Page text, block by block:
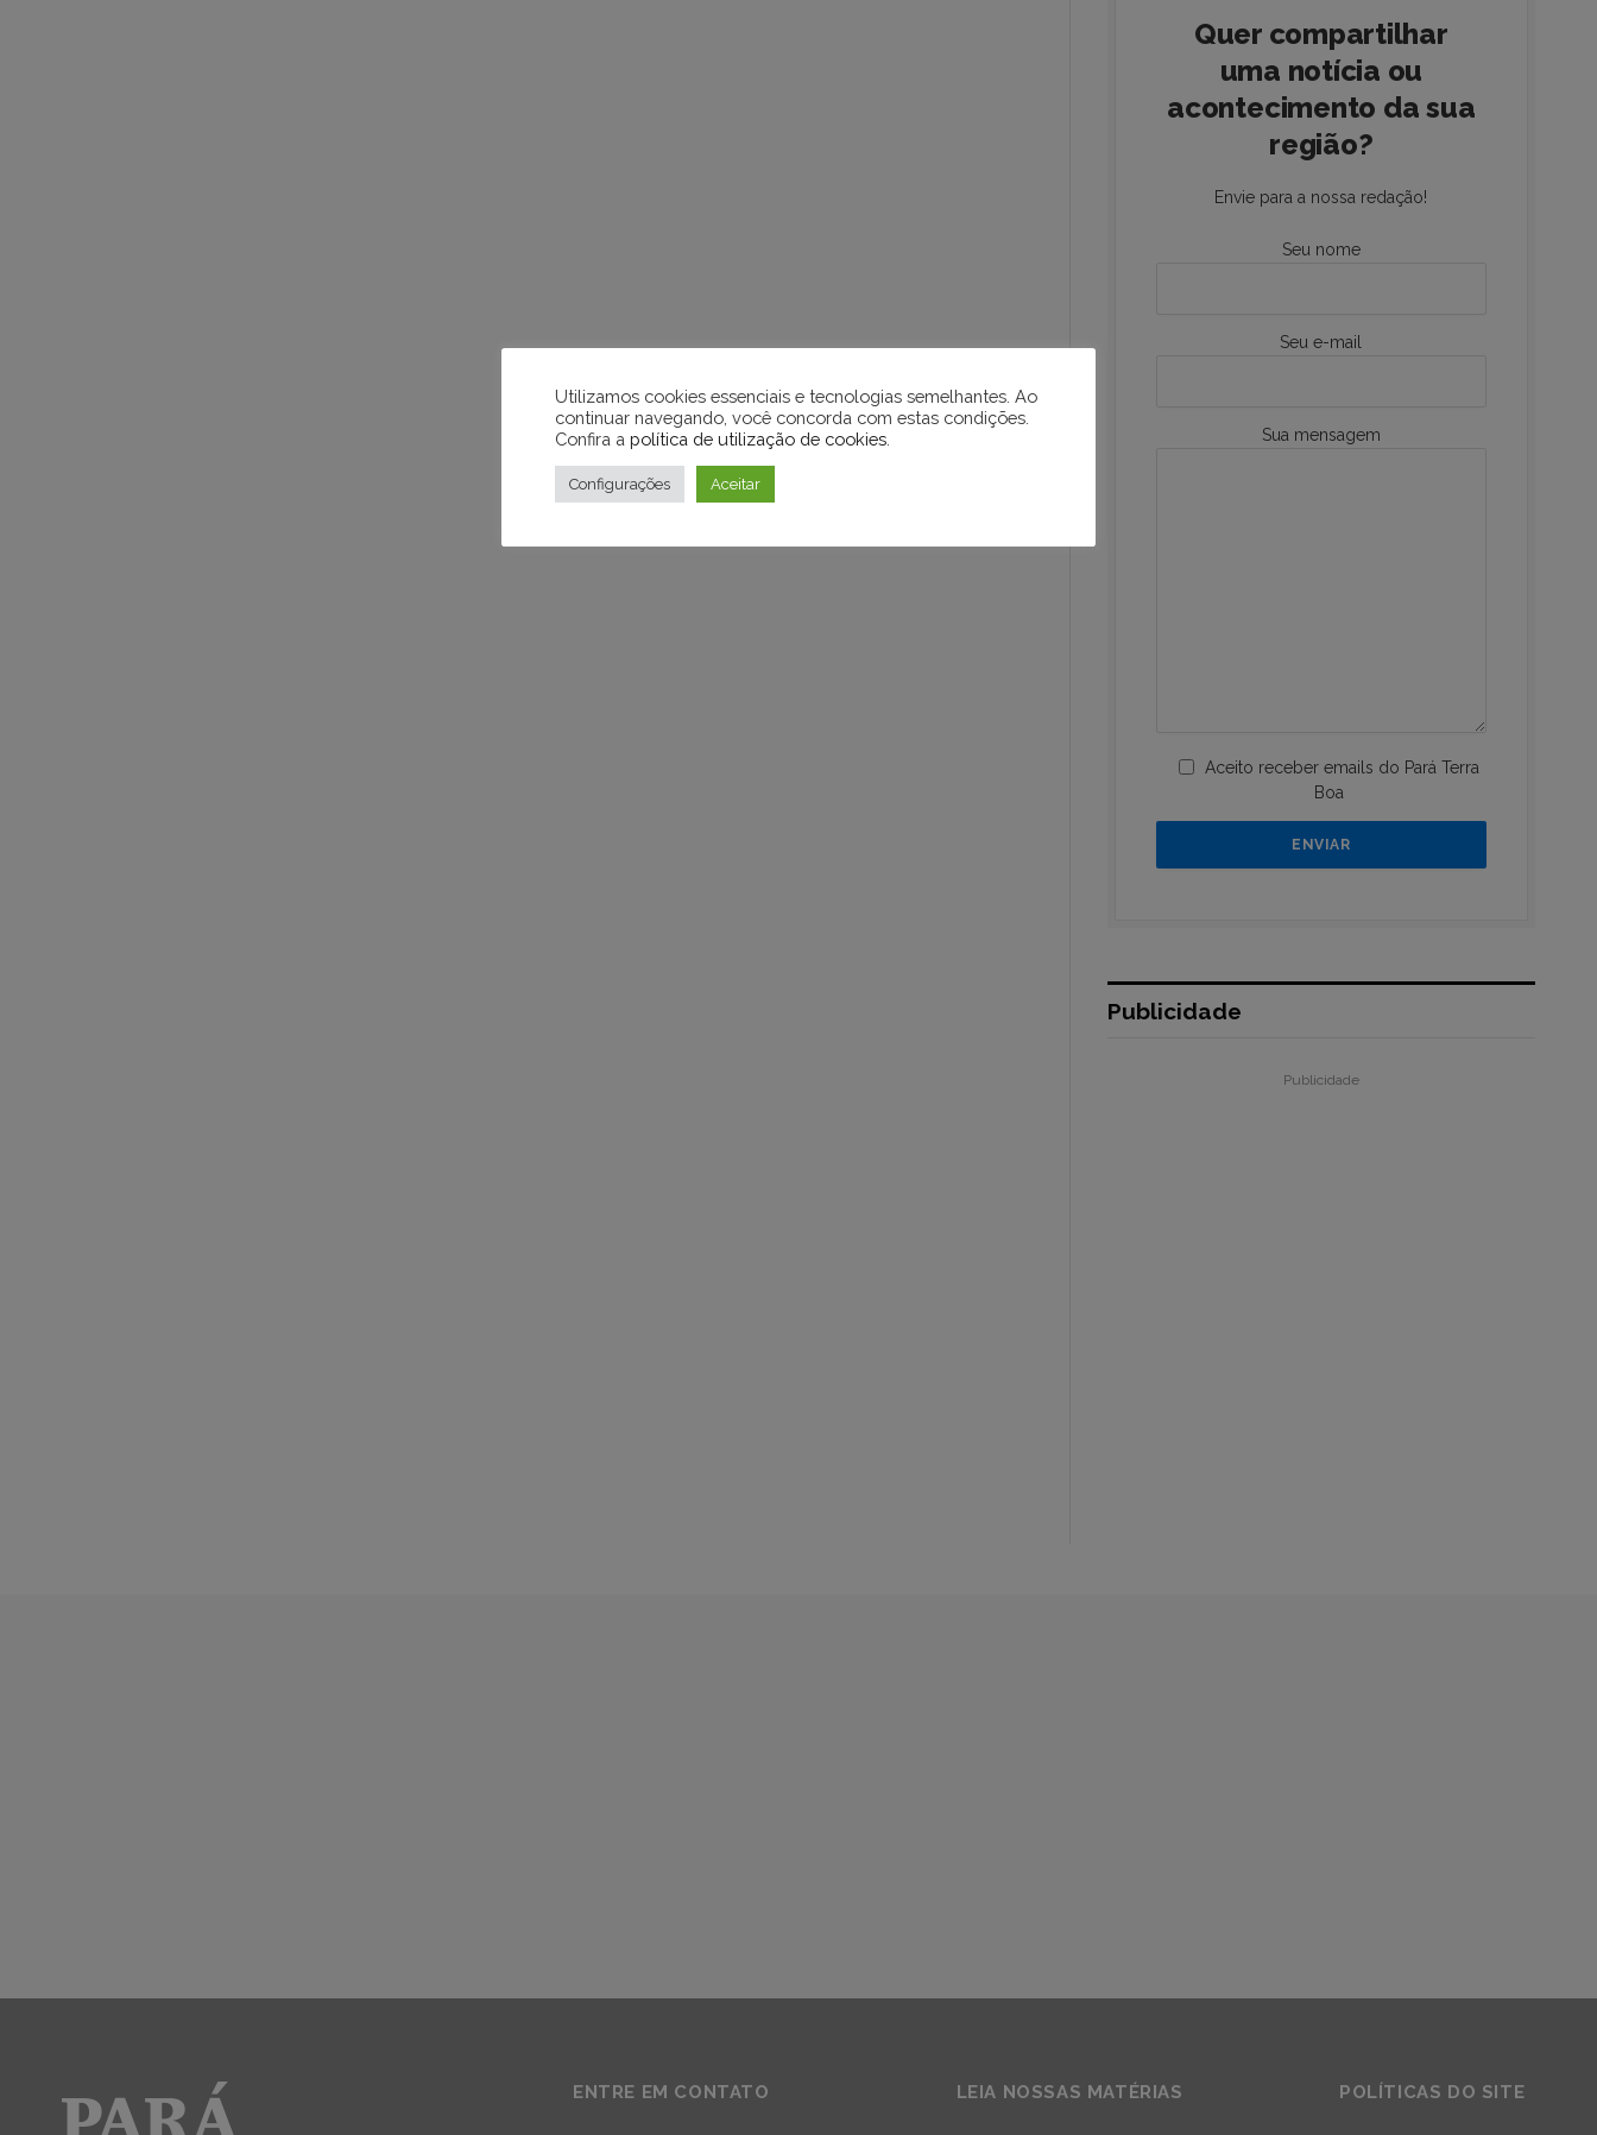
Quer compartilhar
uma notícia ou
acontecimento da sua
região?
Envie para a nossa redação!
Seu nome
Seu e-mail
Sua mensagem
Aceito receber emails do Pará Terra
Boa
Publicidade
Publicidade
ENTRE EM CONTATO LEIA NOSSAS MATÉRIAS POLÍTICAS DO SITE
Utilizamos cookies essenciais e tecnologias semelhantes. Ao
continuar navegando, você concorda com estas condições.
Confira a política de utilização de cookies
Configurações Aceitar